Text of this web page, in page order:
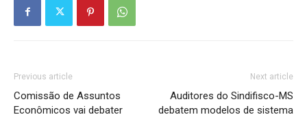
Previous article
Comissão de Assuntos
Econômicos vai debater
Next article
Auditores do Sindifisco-MS
debatem modelos de sistema